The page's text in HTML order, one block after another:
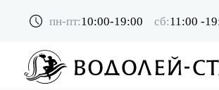
пн-пт:10:00-19:00 сб:11:00 -